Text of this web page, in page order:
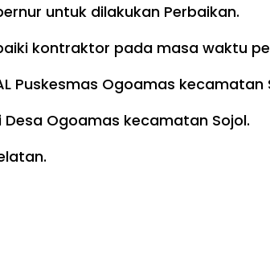
untuk dilakukan Perbaikan.
kontraktor pada masa waktu
Puskesmas Ogoamas kecamatan
Ogoamas kecamatan Sojol.